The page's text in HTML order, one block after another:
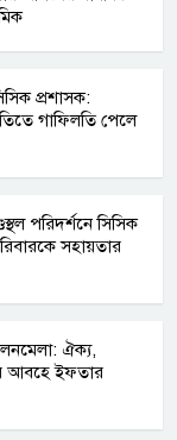
প্রশাসক:
গাফিলতি পেলে
পরিদর্শনে সিসিক
সহায়তার
ঐক্য,
আবহে ইফতার